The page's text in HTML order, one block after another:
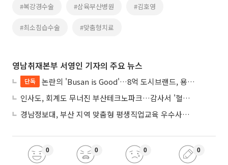
#복강경수술 #삼육부산병원 #김호영
#최소침습수술 #맞춤형치료
영남취재본부 서영인 기자의 주요 뉴스
단독
논란의 'Busan is Good'…8억 도시브랜드, 용산 대통령실 CI 업체가 수행
인사도, 회계도 무너진 부산테크노파크…감사서 '혈세 유용·인사 뒤집기' 적발
경남정보대, 부산 지역 맞춤형 평생직업교육 우수사례로 혁신 주도
0 0 0 0